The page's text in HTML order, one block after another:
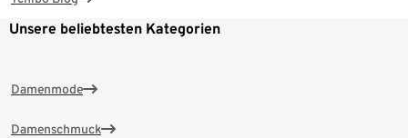
Unsere beliebtesten Kategorien
Damenmode
Damenschmuck